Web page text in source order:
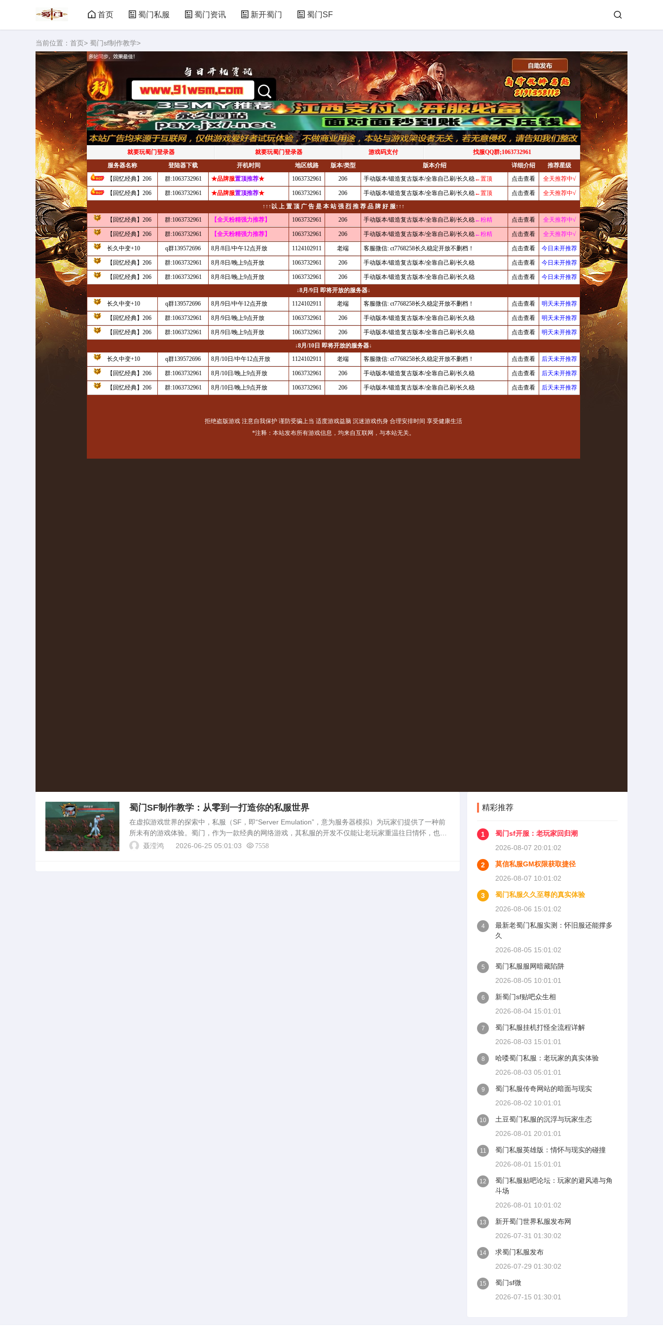
首页 蜀门私服 蜀门资讯 新开蜀门 蜀门SF
当前位置： 首页> 蜀门sf制作教学>
蜀门SF制作教学：从零到一打造你的私服世界
在虚拟游戏世界的探索中，私服（SF，即“Server Emulation”，意为服务器模拟）为玩家们提供了一种前
所未有的游戏体验。蜀门，作为一款经典的网络游戏，其私服的开发不仅能让老玩家重温往日情怀，也能
为新玩家带来独特而富有挑战性的游戏环境。本文将详细介绍如何从零开始制作一个蜀门私服，涵盖准备
聂滢鸿 2026-06-25 05:01:03 7558
精彩推荐
1
蜀门sf开服：老玩家回归潮
2026-08-07 20:01:02
2
莫信私服GM权限获取捷径
2026-08-07 10:01:02
3
蜀门私服久久至尊的真实体验
2026-08-06 15:01:02
4
最新老蜀门私服实测：怀旧服还能撑多
久
2026-08-05 15:01:02
5
蜀门私服服网暗藏陷阱
2026-08-05 10:01:01
6
新蜀门sf贴吧众生相
2026-08-04 15:01:01
7
蜀门私服挂机打怪全流程详解
2026-08-03 15:01:01
8
哈喽蜀门私服：老玩家的真实体验
2026-08-03 05:01:01
9
蜀门私服传奇网站的暗面与现实
2026-08-02 10:01:01
10
土豆蜀门私服的沉浮与玩家生态
2026-08-01 20:01:01
11
蜀门私服英雄版：情怀与现实的碰撞
2026-08-01 15:01:01
12
蜀门私服贴吧论坛：玩家的避风港与角
斗场
2026-08-01 10:01:02
13
新开蜀门世界私服发布网
2026-07-31 01:30:02
14
求蜀门私服发布
2026-07-29 01:30:02
15
蜀门sf微
2026-07-15 01:30:01